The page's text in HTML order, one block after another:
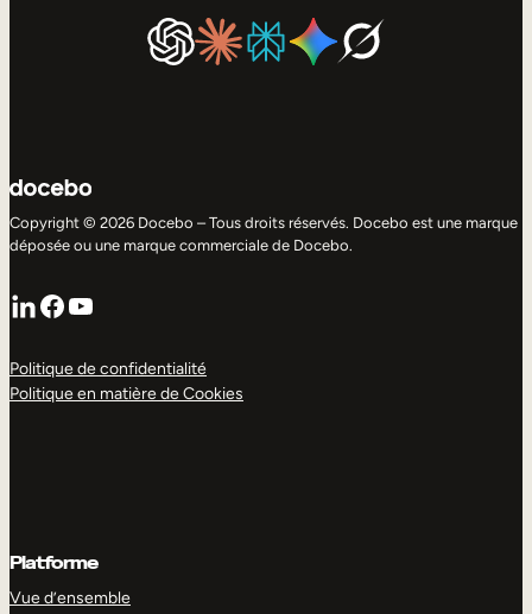
Copyright © 2026 Docebo – Tous droits réservés. Docebo est une marque
déposée ou une marque commerciale de Docebo.
LinkedIn
Facebook
YouTube
Politique de confidentialité
Politique en matière de Cookies
Platforme
Vue d’ensemble